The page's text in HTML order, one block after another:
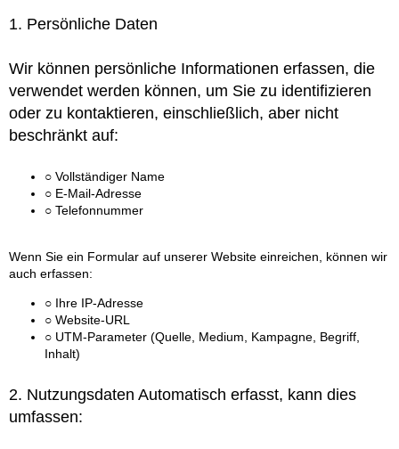
1. Persönliche Daten
Wir können persönliche Informationen erfassen, die
verwendet werden können, um Sie zu identifizieren
oder zu kontaktieren, einschließlich, aber nicht
beschränkt auf:
○ Vollständiger Name
○ E-Mail-Adresse
○ Telefonnummer
Wenn Sie ein Formular auf unserer Website einreichen, können wir
auch erfassen:
○ Ihre IP-Adresse
○ Website-URL
○ UTM-Parameter (Quelle, Medium, Kampagne, Begriff,
Inhalt)
2. Nutzungsdaten Automatisch erfasst, kann dies
umfassen: